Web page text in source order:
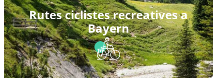
Rutes ciclistes recreatives a
Bayern